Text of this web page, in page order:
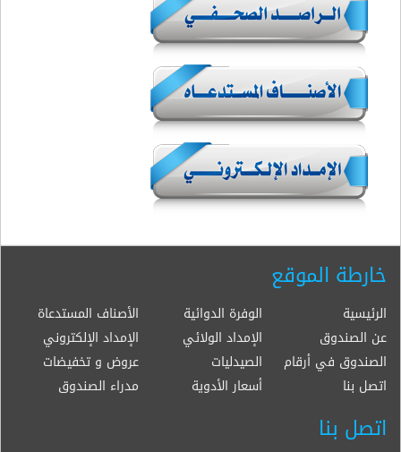
خارطة الموقع
الرئيسية الوفرة الدوائية
الأصناف المستدعاة
عن الصندوق
الإمداد الولائي
الإمداد الإلكتروني
الصندوق في أرقام
الصيدليات
عروض و تخفيضات
اتصل بنا
أسعار الأدوية مدراء الصندوق
اتصل بنا